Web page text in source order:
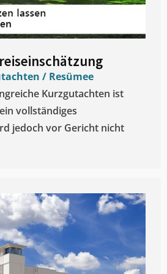
/ Resümee
Kurzgutachten ist
vollständiges
jedoch vor Gericht nicht